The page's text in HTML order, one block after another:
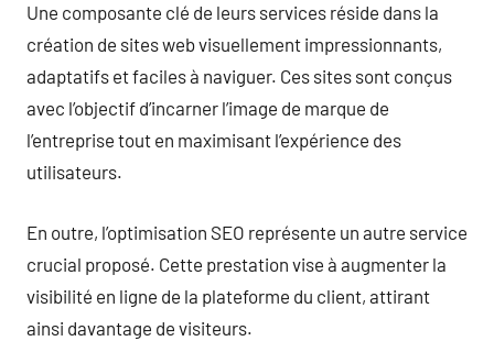
Une composante clé de leurs services réside dans la
création de sites web visuellement impressionnants,
adaptatifs et faciles à naviguer. Ces sites sont conçus
avec l’objectif d’incarner l’image de marque de
l’entreprise tout en maximisant l’expérience des
utilisateurs.
En outre, l’optimisation SEO représente un autre service
crucial proposé. Cette prestation vise à augmenter la
visibilité en ligne de la plateforme du client, attirant
ainsi davantage de visiteurs.